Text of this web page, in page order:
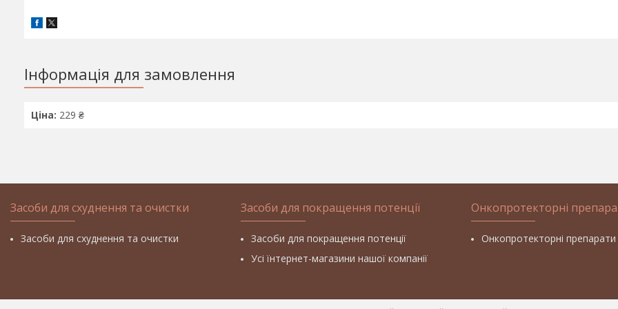
Інформація для замовлення
Ціна: 229 ₴
Засоби для схуднення та очистки
Засоби для схуднення та очистки
Засоби для покращення потенції
Засоби для покращення потенції
Усі їнтернет-магазини нашої компанії
Онкопротекторні
Онкопротекторні препарати